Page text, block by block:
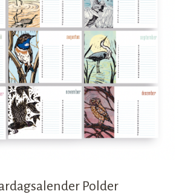
Polder